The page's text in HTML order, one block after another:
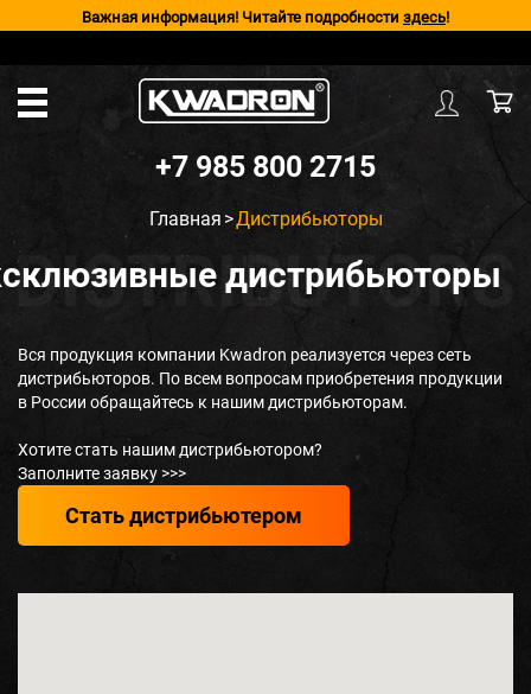
Важная информация! Читайте подробности здесь!
+7 985 800 2715
Главная >Дистрибьюторы
дистрибьюторы
Вся продукция компании Kwadron реализуется через сеть
дистрибьюторов. По всем вопросам приобретения продукции
в России обращайтесь к нашим дистрибьюторам.
Хотите стать нашим дистрибьютором?
Заполните заявку >>>
Стать дистрибьютером